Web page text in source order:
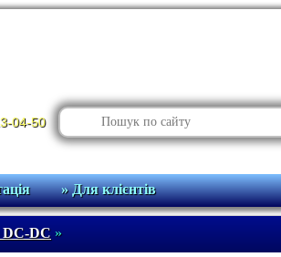
04-50
» Для клієнтів
DC-DC »